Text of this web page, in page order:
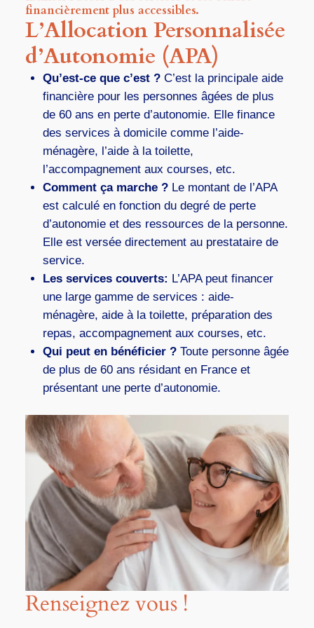
financièrement plus accessibles.
L’Allocation Personnalisée
d’Autonomie (APA)
Qu’est-ce que c’est ? C’est la principale aide
financière pour les personnes âgées de plus
de 60 ans en perte d’autonomie. Elle finance
des services à domicile comme l’aide-
ménagère, l’aide à la toilette,
l’accompagnement aux courses, etc.
Comment ça marche ? Le montant de l’APA
est calculé en fonction du degré de perte
d’autonomie et des ressources de la personne.
Elle est versée directement au prestataire de
service.
Les services couverts: L’APA peut financer
une large gamme de services : aide-
ménagère, aide à la toilette, préparation des
repas, accompagnement aux courses, etc.
Qui peut en bénéficier ? Toute personne âgée
de plus de 60 ans résidant en France et
présentant une perte d’autonomie.
Renseignez vous !